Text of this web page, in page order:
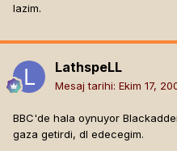
lazim.
LathspeLL
Mesaj tarihi: Ekim 17,
BBC'de hala oynuyor
gaza getirdi, dl edecegim.